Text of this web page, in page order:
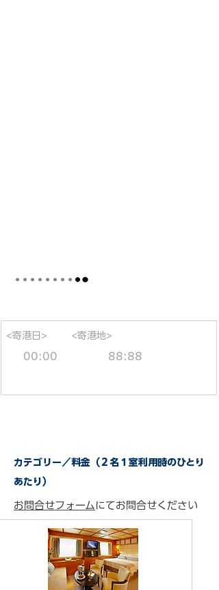
<寄港日>
00:00
<寄港地>
88:88
カテゴリー／料金（２名１室利用時のひとり
あたり）
お問合せフォームにてお問合せください